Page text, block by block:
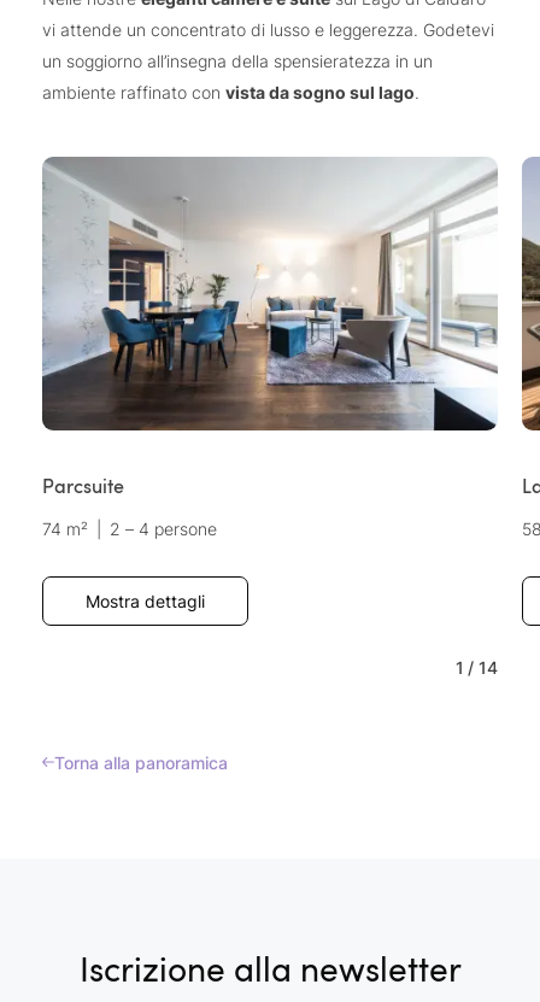
vi attende un concentrato di lusso e leggerezza. Godetevi
un soggiorno all’insegna della spensieratezza in un
ambiente raffinato con vista da sogno sul lago.
Parcsuite
74 m² 2 – 4 persone
Mostra dettagli
1 / 14
Torna alla panoramica
Iscrizione alla newsletter